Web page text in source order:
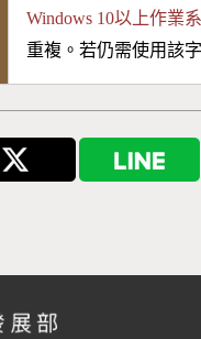
Windows 10以上作業
重複。若仍需使用該